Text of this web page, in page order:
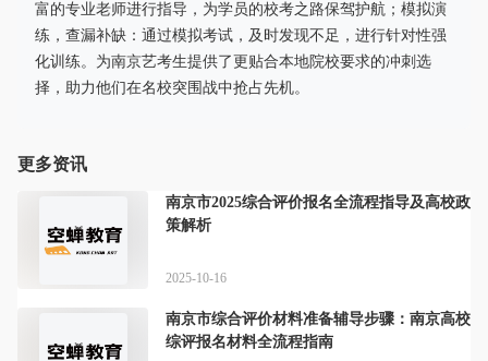
富的专业老师进行指导，为学员的校考之路保驾护航；模拟演
练，查漏补缺：通过模拟考试，及时发现不足，进行针对性强
化训练。为南京艺考生提供了更贴合本地院校要求的冲刺选
择，助力他们在名校突围战中抢占先机。
更多资讯
南京市2025综合评价报名全流程指导及高校政
策解析
2025-10-16
南京市综合评价材料准备辅导步骤：南京高校
综评报名材料全流程指南